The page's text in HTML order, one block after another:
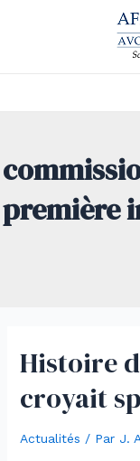
première
Histoire
croyait
Actualités / Par J.